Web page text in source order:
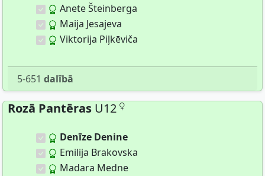
Anete Šteinberga
Maija Jesajeva
Viktorija Piļkēviča
5-651 dalībā
Rozā Pantēras U12
Denīze Denine
Emilija Brakovska
Madara Medne